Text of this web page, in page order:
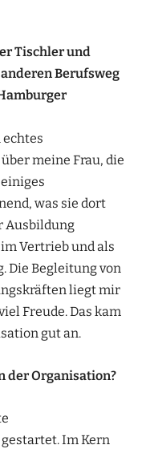
Tischler und
Berufsweg
echtes
meine Frau, die
was sie dort
Ausbildung
Vertrieb und als
Die Begleitung von
liegt mir
Freude. Das kam
gut an.
der Organisation?
Im Kern